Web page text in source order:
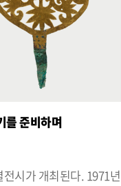
를 준비하며
시가 개최된다. 1971년